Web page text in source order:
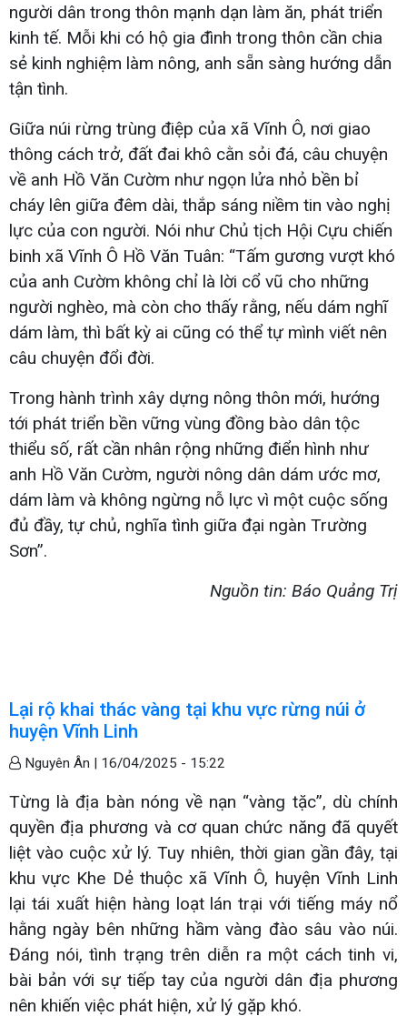
người dân trong thôn mạnh dạn làm ăn, phát triển
kinh tế. Mỗi khi có hộ gia đình trong thôn cần chia
sẻ kinh nghiệm làm nông, anh sẵn sàng hướng dẫn
tận tình.
Giữa núi rừng trùng điệp của xã Vĩnh Ô, nơi giao
thông cách trở, đất đai khô cằn sỏi đá, câu chuyện
về anh Hồ Văn Cườm như ngọn lửa nhỏ bền bỉ
cháy lên giữa đêm dài, thắp sáng niềm tin vào nghị
lực của con người. Nói như Chủ tịch Hội Cựu chiến
binh xã Vĩnh Ô Hồ Văn Tuân: “Tấm gương vượt khó
của anh Cườm không chỉ là lời cổ vũ cho những
người nghèo, mà còn cho thấy rằng, nếu dám nghĩ
dám làm, thì bất kỳ ai cũng có thể tự mình viết nên
câu chuyện đổi đời.
Trong hành trình xây dựng nông thôn mới, hướng
tới phát triển bền vững vùng đồng bào dân tộc
thiểu số, rất cần nhân rộng những điển hình như
anh Hồ Văn Cườm, người nông dân dám ước mơ,
dám làm và không ngừng nỗ lực vì một cuộc sống
đủ đầy, tự chủ, nghĩa tình giữa đại ngàn Trường
Sơn”.
Nguồn tin: Báo Quảng Trị
Lại rộ khai thác vàng tại khu vực rừng núi ở
huyện Vĩnh Linh
Nguyên Ân | 16/04/2025 - 15:22
Từng là địa bàn nóng về nạn “vàng tặc”, dù chính
quyền địa phương và cơ quan chức năng đã quyết
liệt vào cuộc xử lý. Tuy nhiên, thời gian gần đây, tại
khu vực Khe Dẻ thuộc xã Vĩnh Ô, huyện Vĩnh Linh
lại tái xuất hiện hàng loạt lán trại với tiếng máy nổ
hằng ngày bên những hầm vàng đào sâu vào núi.
Đáng nói, tình trạng trên diễn ra một cách tinh vi,
bài bản với sự tiếp tay của người dân địa phương
nên khiến việc phát hiện, xử lý gặp khó.